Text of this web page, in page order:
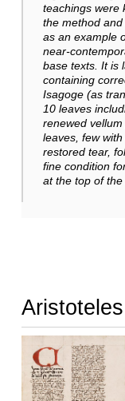
teachings were
the method
as an example
near-
base texts. It is
containing
Isagoge (as
10 leaves
renewed
leaves, few
restored tear,
fine condition
at the top of